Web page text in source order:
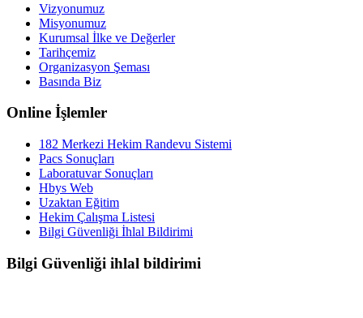
Vizyonumuz
Misyonumuz
Kurumsal İlke ve Değerler
Tarihçemiz
Organizasyon Şeması
Basında Biz
Online İşlemler
182 Merkezi Hekim Randevu Sistemi
Pacs Sonuçları
Laboratuvar Sonuçları
Hbys Web
Uzaktan Eğitim
Hekim Çalışma Listesi
Bilgi Güvenliği İhlal Bildirimi
Bilgi Güvenliği ihlal bildirimi